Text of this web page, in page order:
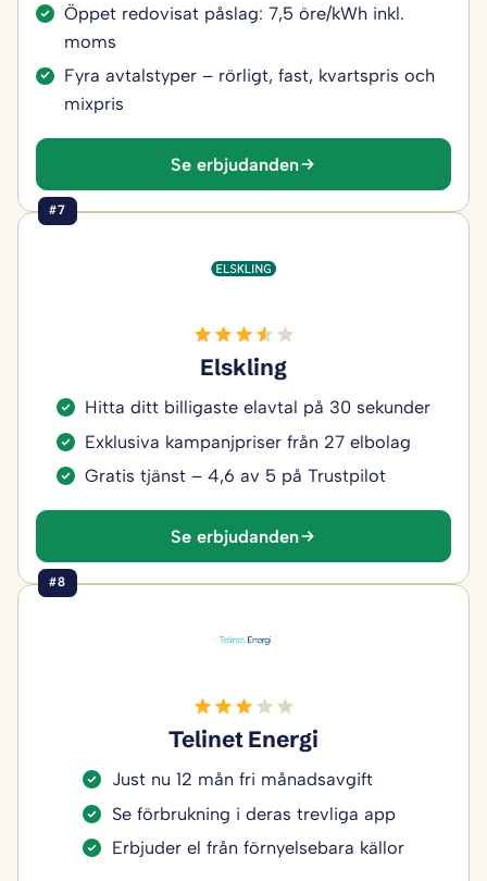
Öppet redovisat påslag: 7,5 öre/kWh inkl.
moms
Fyra avtalstyper – rörligt, fast, kvartspris och
mixpris
Se erbjudanden
#7
Elskling
Hitta ditt billigaste elavtal på 30 sekunder
Exklusiva kampanjpriser från 27 elbolag
Gratis tjänst – 4,6 av 5 på Trustpilot
Se erbjudanden
#8
Telinet Energi
Just nu 12 mån fri månadsavgift
Se förbrukning i deras trevliga app
Erbjuder el från förnyelsebara källor